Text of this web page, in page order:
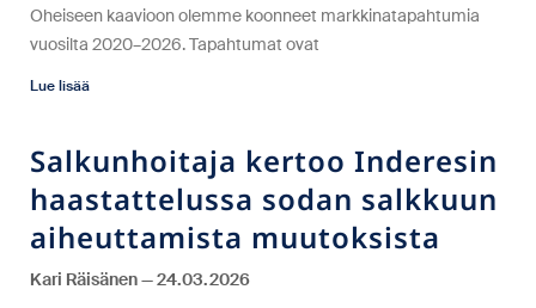
Oheiseen kaavioon olemme koonneet markkinatapahtumia
vuosilta 2020–2026. Tapahtumat ovat
Lue lisää
Salkunhoitaja kertoo Inderesin
haastattelussa sodan salkkuun
aiheuttamista muutoksista
Kari Räisänen
24.03.2026